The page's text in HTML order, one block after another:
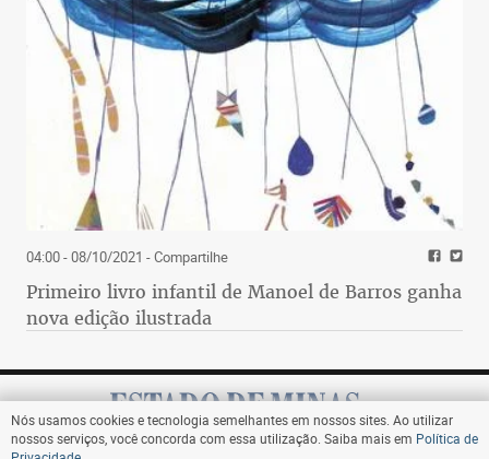
04:00 - 08/10/2021 - Compartilhe
Primeiro livro infantil de Manoel de Barros ganha
nova edição ilustrada
Nós usamos cookies e tecnologia semelhantes em nossos sites. Ao utilizar
nossos serviços, você concorda com essa utilização. Saiba mais em Política de